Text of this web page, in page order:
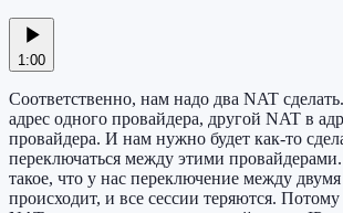
1:00
Соответственно, нам надо два NAT
адрес одного провайдера, другой NAT в
провайдера. И нам нужно будет как-то
переключаться между этими
такое, что у нас переключение между
происходит, и все сессии теряются.